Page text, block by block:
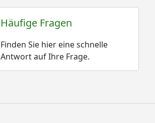
Häufige Fragen
Finden Sie hier eine schnelle
Antwort auf Ihre Frage.